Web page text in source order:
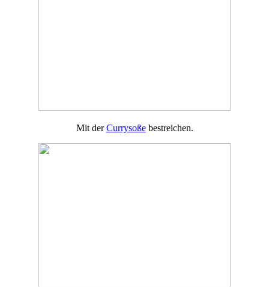
Mit derCurrysoßebestreichen.